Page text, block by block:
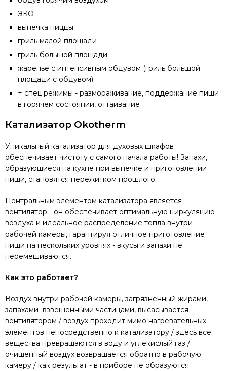
ЭКО
выпечка пиццы
гриль малой площади
гриль большой площади
жаренье с интенсивным обдувом (гриль большой
площади с обдувом)
+ спец.режимы - размораживание, поддержание пищи
в горячем состоянии, оттаивание
Катализатор Okotherm
Уникальный катализатор для духовых шкафов
обеспечивает чистоту с самого начала работы! Запахи,
образующиеся на кухне при выпечке и приготовлении
пищи, становятся пережитком прошлого.
Центральным элементом катализатора является
вентилятор - он обеспечивает оптимальную циркуляцию
воздуха и идеальное распределение тепла внутри
рабочей камеры, гарантируя отличное приготовление
пищи на нескольких уровнях - вкусы и запахи не
перемешиваются.
Как это работает?
Воздух внутри рабочей камеры, загрязненный жирами,
запахами взвешенными частицами, высасывается
вентилятором / воздух проходит мимо нагревательных
элементов непосредственно к катализатору / здесь все
вещества превращаются в воду и углекислый газ /
очищенный воздух возвращается обратно в рабочую
камеру / как результат - в приборе не образуются